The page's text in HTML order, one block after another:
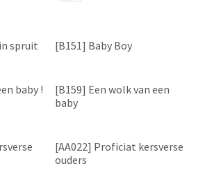
spruit [B151] Baby Boy
baby !
[B159] Een wolk van een
baby
[AA022] Proficiat kersverse
ouders